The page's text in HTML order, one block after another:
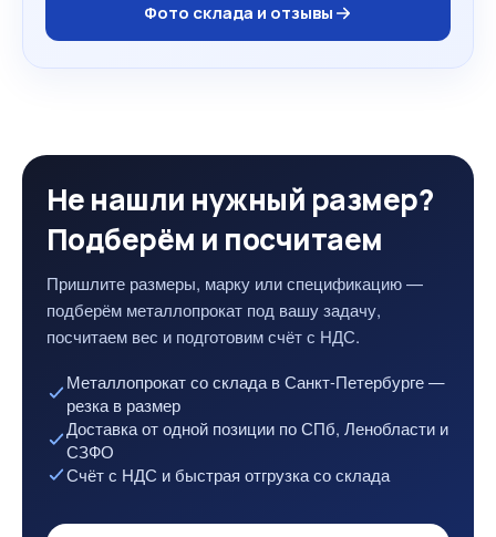
Фото склада и отзывы
Не нашли нужный размер?
Подберём и посчитаем
Пришлите размеры, марку или спецификацию —
подберём металлопрокат под вашу задачу,
посчитаем вес и подготовим счёт с НДС.
Металлопрокат со склада в Санкт-Петербурге —
резка в размер
Доставка от одной позиции по СПб, Ленобласти и
СЗФО
Счёт с НДС и быстрая отгрузка со склада